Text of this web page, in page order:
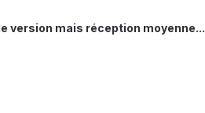
version mais réception moyenne...